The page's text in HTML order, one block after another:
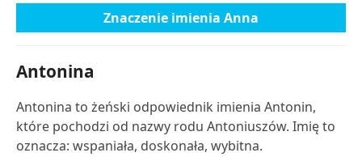
Znaczenie imienia Anna
Antonina
Antonina to żeński odpowiednik imienia Antonin,
które pochodzi od nazwy rodu Antoniuszów. Imię to
oznacza: wspaniała, doskonała, wybitna.